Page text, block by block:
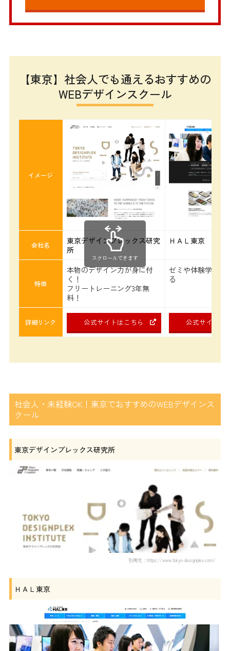
【東京】社会人でも通えるおすすめの
WEBデザインスクール
イメージ
会社名
東京デザインプレックス研究
所
ＨＡＬ東京
特徴
本物のデザイン力が身に付
く！
フリートレーニング3年無
料！
ゼミや体験学習が
る
詳細リンク 公式サイトはこちら 公式サイトは
スクロールできます
社会人・未経験OK！東京でおすすめのWEBデザインス
クール
東京デザインプレックス研究所
引用元：https://www.tokyo-designplex.com/
ＨＡＬ東京